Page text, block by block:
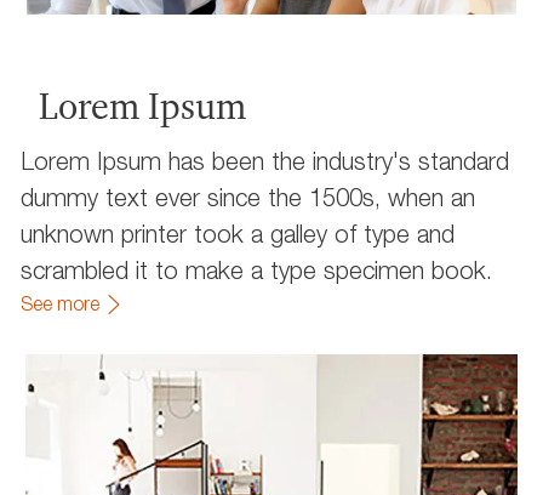
Lorem Ipsum
Lorem Ipsum has been the industry's standard
dummy text ever since the 1500s, when an
unknown printer took a galley of type and
scrambled it to make a type specimen book.
See more